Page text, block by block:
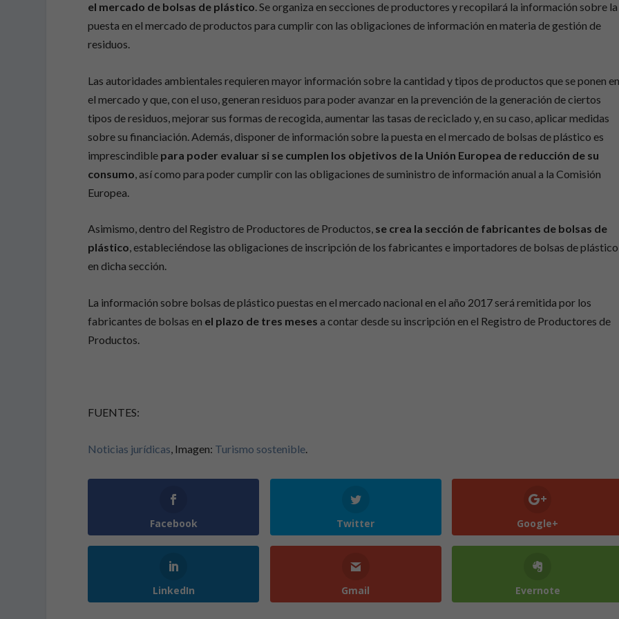
el mercado de bolsas de plástico. Se organiza en secciones de productores y recopilará la información sobre la
puesta en el mercado de productos para cumplir con las obligaciones de información en materia de gestión de
residuos.
Las autoridades ambientales requieren mayor información sobre la cantidad y tipos de productos que se ponen en
el mercado y que, con el uso, generan residuos para poder avanzar en la prevención de la generación de ciertos
tipos de residuos, mejorar sus formas de recogida, aumentar las tasas de reciclado y, en su caso, aplicar medidas
sobre su financiación. Además, disponer de información sobre la puesta en el mercado de bolsas de plástico es
imprescindible para poder evaluar si se cumplen los objetivos de la Unión Europea de reducción de su
consumo , así como para poder cumplir con las obligaciones de suministro de información anual a la Comisión
Europea.
Asimismo, dentro del Registro de Productores de Productos, se crea la sección de fabricantes de bolsas de
plástico, estableciéndose las obligaciones de inscripción de los fabricantes e importadores de bolsas de plástico
en dicha sección.
La información sobre bolsas de plástico puestas en el mercado nacional en el año 2017 será remitida por los
fabricantes de bolsas en el plazo de tres meses a contar desde su inscripción en el Registro de Productores de
Productos.
FUENTES:
Noticias jurídicas , Imagen: Turismo sostenible
Facebook Twitter Google+
LinkedIn Gmail Evernote